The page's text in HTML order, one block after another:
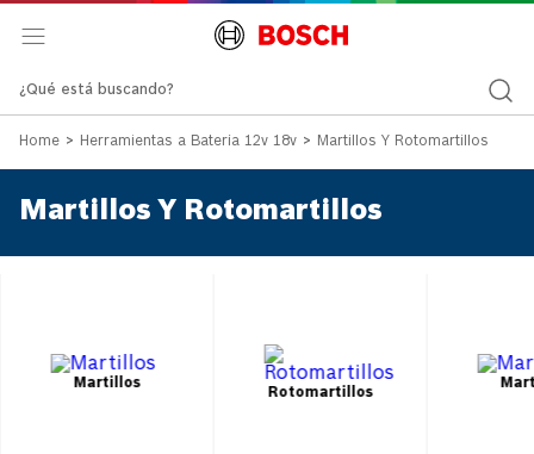
Herramientas a Batería 12v 18v Martillos Y Rotomartillos
Martillos Y Rotomartillos